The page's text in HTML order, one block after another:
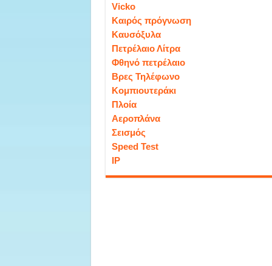
Vicko
Καιρός πρόγνωση
Καυσόξυλα
Πετρέλαιο Λίτρα
Φθηνό πετρέλαιο
Βρες Τηλέφωνο
Κομπιουτεράκι
Πλοία
Αεροπλάνα
Σεισμός
Speed Test
IP